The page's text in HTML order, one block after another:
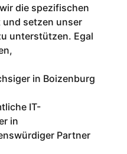
die spezifischen
setzen unser
unterstützen. Egal
in Boizenburg
IT-
in
Partner